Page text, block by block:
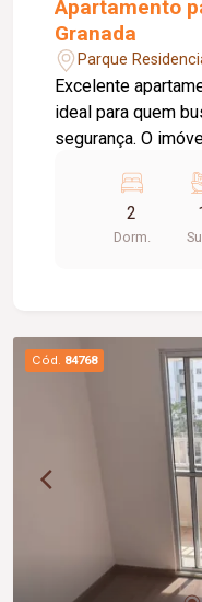
Apartamento
Granada
Parque
Excelente
ideal para quem
segurança. O
equipada com
condicionado,
cooktop e
comodidade e
2
Dorm.
Cód. 84768